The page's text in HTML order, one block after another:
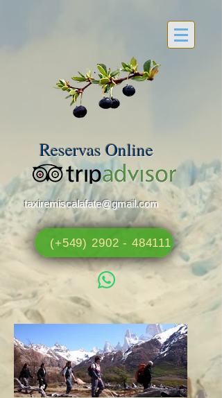
Reservas Online
taxiremiscalafate@gmail.com
(+549) 2902 - 484111